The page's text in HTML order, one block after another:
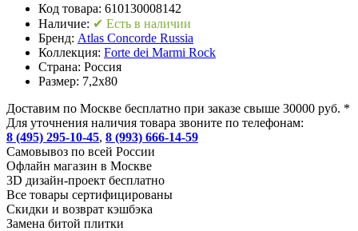
Код товара: 610130008142
Наличие: ✔ Есть в наличии
Бренд: Atlas Concorde Russia
Коллекция: Forte dei Marmi Rock
Страна: Россия
Размер: 7,2x80
Доставим по Москве бесплатно при заказе свыше 30000 руб. *
Для уточнения наличия товара звоните по телефонам:
8 (495) 295-10-45, 8 (993) 666-14-59
Cамовывоз по всей России
Офлайн магазин в Москве
3D дизайн-проект бесплатно
Все товары сертифицированы
Скидки и возврат кэшбэка
Замена битой плитки